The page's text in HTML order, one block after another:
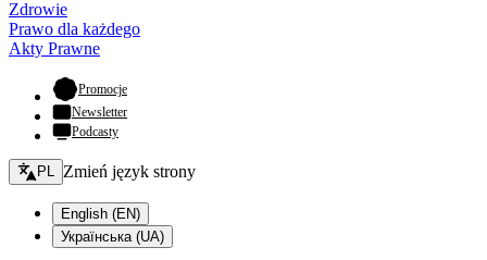
Zdrowie
Prawo dla każdego
Akty Prawne
Promocje- otwiera się w nowej karcie
Newsletter
Podcasty
Zmień język - bieżący:
PL Zmień język strony
English (EN)
Українська (UA)